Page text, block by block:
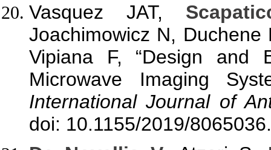
Vasquez JAT,
Joachimowicz N,
Vipiana F, “Design and
Microwave Imaging
International Journal of
doi: 10.1155/2019/8065036.